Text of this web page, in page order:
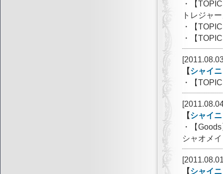
・【
トレジャ
・【
・【
【シャイ
・【
【シャイ
・【
シャオメ
【シャイ